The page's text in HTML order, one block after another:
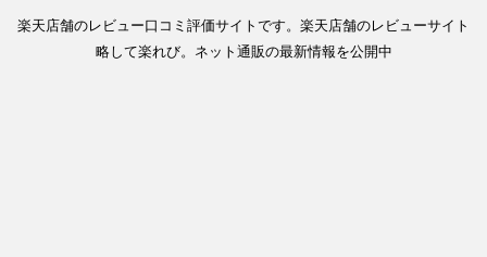
楽天店舗のレビュー口コミ評価サイトです。楽天店舗のレビューサイト
略して楽れび。ネット通販の最新情報を公開中